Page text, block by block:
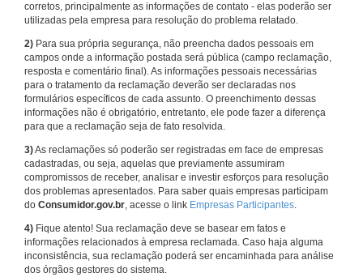
corretos, principalmente as informações de contato - elas poderão ser
utilizadas pela empresa para resolução do problema relatado.
2) Para sua própria segurança, não preencha dados pessoais em
campos onde a informação postada será pública (campo reclamação,
resposta e comentário final). As informações pessoais necessárias
para o tratamento da reclamação deverão ser declaradas nos
formulários específicos de cada assunto. O preenchimento dessas
informações não é obrigatório, entretanto, ele pode fazer a diferença
para que a reclamação seja de fato resolvida.
3)As reclamações só poderão ser registradas em face de empresas
cadastradas, ou seja, aquelas que previamente assumiram
compromissos de receber, analisar e investir esforços para resolução
dos problemas apresentados. Para saber quais empresas participam
do Consumidor.gov.br, acesse o link Empresas Participantes.
4) Fique atento! Sua reclamação deve se basear em fatos e
informações relacionados à empresa reclamada. Caso haja alguma
inconsistência, sua reclamação poderá ser encaminhada para análise
dos órgãos gestores do sistema.